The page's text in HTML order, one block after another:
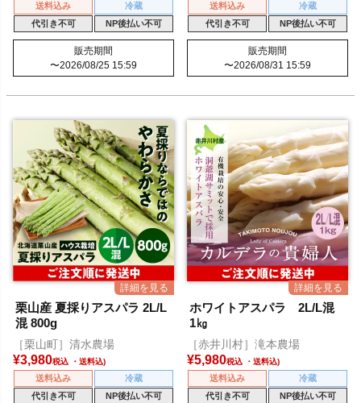
送料込み
冷蔵
代引き不可
NP後払い不可
販売期間
〜2026/08/25 15:59
送料込み
冷蔵
代引き不可
NP後払い不可
販売期間
〜2026/08/31 15:59
栗山産 夏採りアスパラ 2L/L
混 800g
［栗山町］清水農場
¥3,980税込
送料込み
冷蔵
代引き不可
NP後払い不可
ホワイトアスパラ 2L/L混
1㎏
［赤井川村］滝本農場
¥5,980税込
送料込み
冷蔵
代引き不可
NP後払い不可